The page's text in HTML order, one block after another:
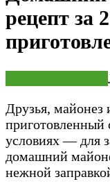
рецепт за
Друзья, майонез
приготовленный
условиях — для
домашний
нежной